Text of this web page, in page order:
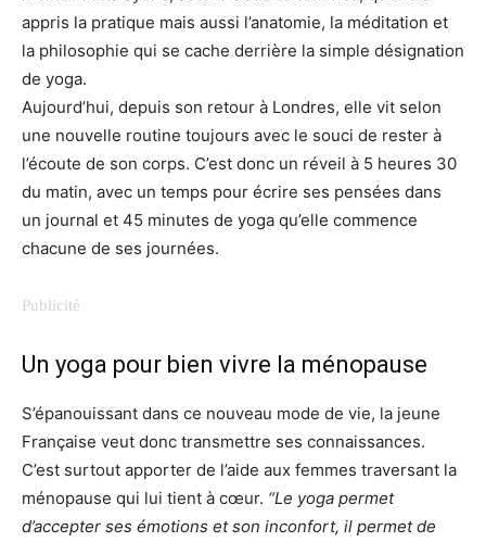
appris la pratique mais aussi l’anatomie, la méditation et
la philosophie qui se cache derrière la simple désignation
de yoga.
Aujourd’hui, depuis son retour à Londres, elle vit selon
une nouvelle routine toujours avec le souci de rester à
l’écoute de son corps. C’est donc un réveil à 5 heures 30
du matin, avec un temps pour écrire ses pensées dans
un journal et 45 minutes de yoga qu’elle commence
chacune de ses journées.
Un yoga pour bien vivre la ménopause
S’épanouissant dans ce nouveau mode de vie, la jeune
Française veut donc transmettre ses connaissances.
C’est surtout apporter de l’aide aux femmes traversant la
ménopause qui lui tient à cœur. “Le yoga permet
d’accepter ses émotions et son inconfort, il permet de